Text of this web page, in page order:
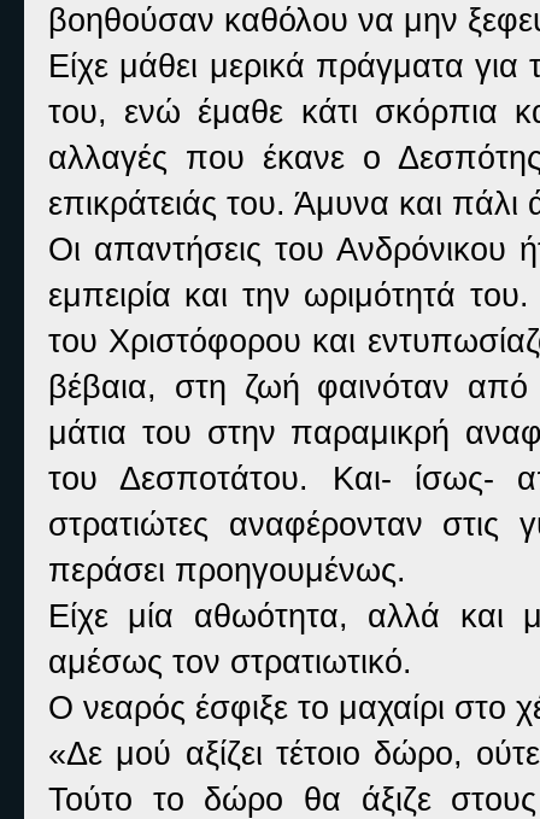
βοηθούσαν καθόλου να μην
Είχε μάθει μερικά πράγματα
του, ενώ έμαθε κάτι σκόρπια
αλλαγές που έκανε ο
επικράτειάς του. Άμυνα και
Οι απαντήσεις του Ανδρόνικου
εμπειρία και την ωριμότητά
του Χριστόφορου και
βέβαια, στη ζωή φαινόταν από
μάτια του στην παραμικρή
του Δεσποτάτου. Και- ίσως-
στρατιώτες αναφέρονταν
περάσει προηγουμένως.
Είχε μία αθωότητα, αλλά και
αμέσως τον στρατιωτικό.
Ο νεαρός έσφιξε το μαχαίρι στο
«Δε μού αξίζει τέτοιο δώρο,
Τούτο το δώρο θα άξιζε